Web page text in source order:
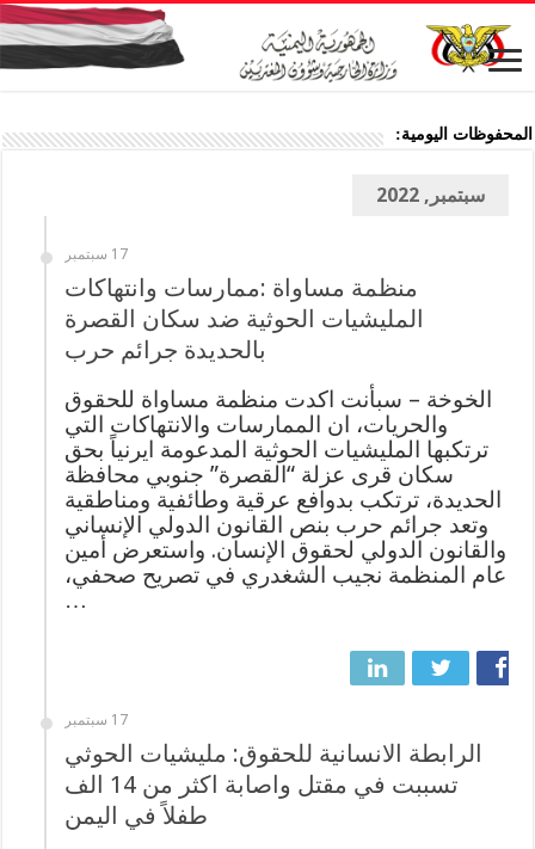
المحفوظات اليومية:
سبتمبر, 2022
17 سبتمبر
منظمة مساواة :ممارسات وانتهاكات
المليشيات الحوثية ضد سكان القصرة
بالحديدة جرائم حرب
الخوخة – سبأنت اكدت منظمة مساواة للحقوق
والحريات، ان الممارسات والانتهاكات التي
ترتكبها المليشيات الحوثية المدعومة ايرنياً بحق
سكان قرى عزلة “القصرة” جنوبي ‎محافظة
الحديدة، ترتكب بدوافع عرقية وطائفية ومناطقية
وتعد جرائم حرب بنص القانون الدولي الإنساني
والقانون الدولي لحقوق الإنسان. واستعرض أمين
عام المنظمة نجيب الشغدري في تصريح صحفي،
…
17 سبتمبر
الرابطة الانسانية للحقوق: مليشيات الحوثي
تسببت في مقتل واصابة اكثر من 14 الف
طفلاً في اليمن